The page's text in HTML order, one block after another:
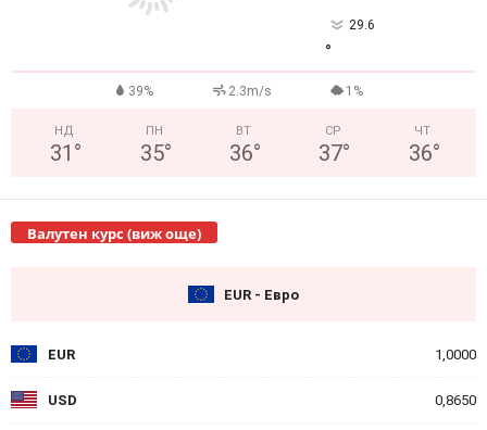
29.6
°
39% 2.3m/s 1%
НД
31 °
ПН
35°
ВТ
36°
СР
37°
ЧТ
36°
Валутен курс (виж още)
EUR - Евро
EUR 1,0000
USD 0,8650